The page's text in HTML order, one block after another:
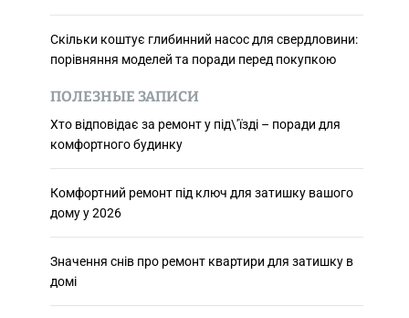
Скільки коштує глибинний насос для свердловини:
порівняння моделей та поради перед покупкою
ПОЛЕЗНЫЕ ЗАПИСИ
Хто відповідає за ремонт у під\’їзді – поради для
комфортного будинку
Комфортний ремонт під ключ для затишку вашого
дому у 2026
Значення снів про ремонт квартири для затишку в
домі